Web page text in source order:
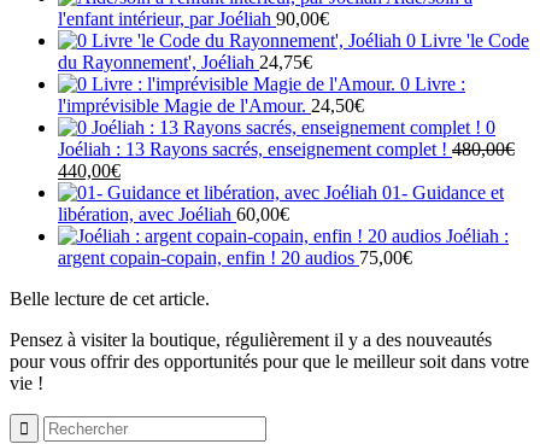
l'enfant intérieur, par Joéliah 90,00€
0 Livre 'le Code
du Rayonnement', Joéliah 24,75€
0 Livre :
l'imprévisible Magie de l'Amour. 24,50€
0
Joéliah : 13 Rayons sacrés, enseignement complet ! 480,00€
Le
prix
initial
était :
480,00€.
440,00€Le
prix
actuel
est :
440,00€.
01- Guidance et
libération, avec Joéliah 60,00€
Joéliah :
argent copain-copain, enfin ! 20 audios 75,00€
Belle lecture de cet article.
Pensez à visiter la boutique, régulièrement il y a des nouveautés
pour vous offrir des opportunités pour que le meilleur soit dans votre
vie !